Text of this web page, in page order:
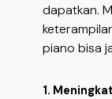
dapatkan.
piano bisa
1.